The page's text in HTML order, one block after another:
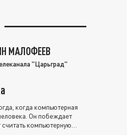
МАЛОФЕЕВ
"Царьград"
когда компьютерная
Он побеждает
считать компьютерную